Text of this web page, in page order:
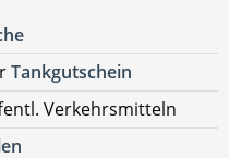
Tankgutschein
Verkehrsmitteln